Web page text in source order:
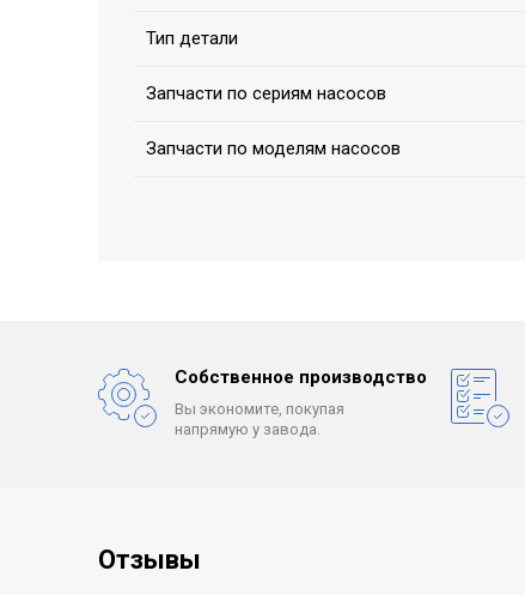
Тип детали
Запчасти по сериям насосов
Запчасти по моделям насосов
Собственное производство
Вы экономите, покупая
напрямую у завода.
Отзывы